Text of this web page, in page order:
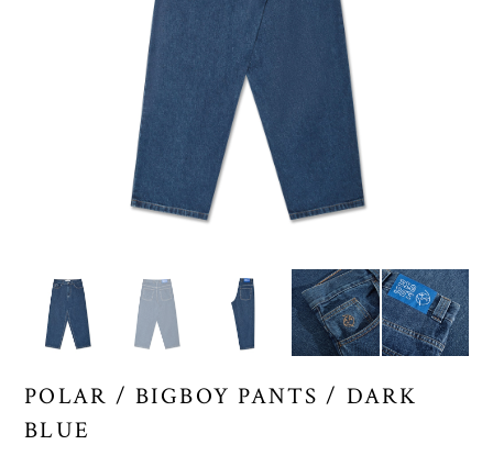
POLAR / BIGBOY PANTS / DARK
BLUE